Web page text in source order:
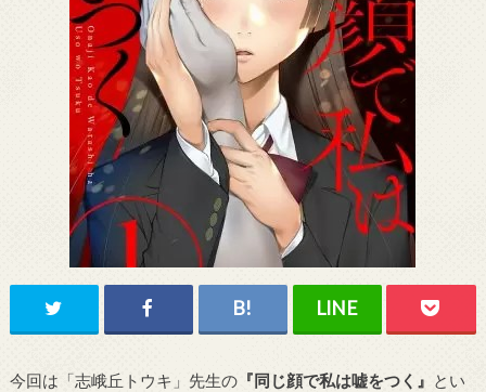
今回は「志峨丘トウキ」先生の『同じ顔で私は嘘をつく』 とい